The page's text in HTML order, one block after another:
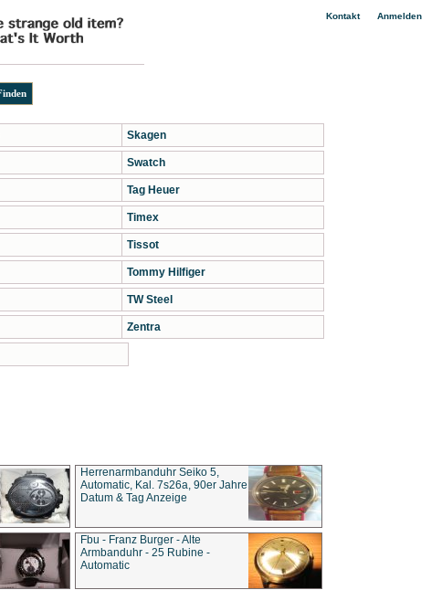
Kontakt| Anmelden
Skagen
Swatch
Tag Heuer
Timex
Tissot
Tommy Hilfiger
TW Steel
Zentra
Herrenarmbanduhr Seiko 5,
Automatic, Kal. 7s26a, 90er Jahre
Datum & Tag Anzeige
Fbu - Franz Burger - Alte
Armbanduhr - 25 Rubine -
Automatic